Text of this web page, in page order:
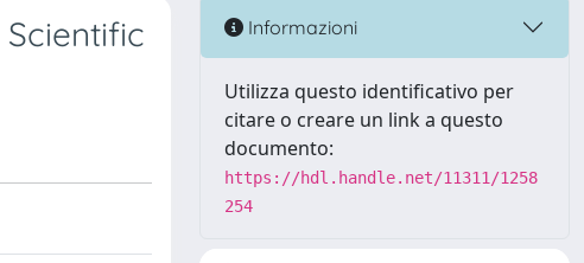
Informazioni
Utilizza questo identificativo per
citare o creare un link a questo
documento:
https://hdl.handle.net/11311/1258
254